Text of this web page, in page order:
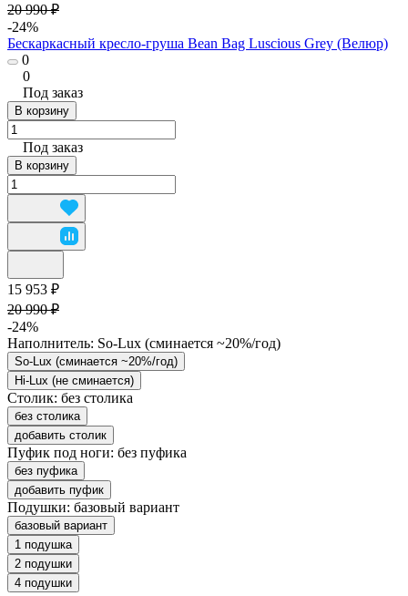
20 990 ₽
-24%
Бескаркасный кресло-груша Bean Bag Luscious Grey (Велюр)
0
0
Под заказ
В корзину
Под заказ
В корзину
15 953 ₽
20 990 ₽
-24%
Наполнитель: So-Lux (cминается ~20%/год)
So-Lux (cминается ~20%/год)
Hi-Lux (не сминается)
Столик: без столика
без столика
добавить столик
Пуфик под ноги: без пуфика
без пуфика
добавить пуфик
Подушки: базовый вариант
базовый вариант
1 подушка
2 подушки
4 подушки